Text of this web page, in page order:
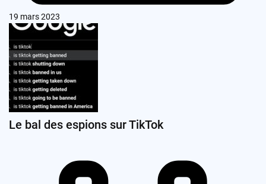
19 mars 2023
Le bal des espions sur TikTok